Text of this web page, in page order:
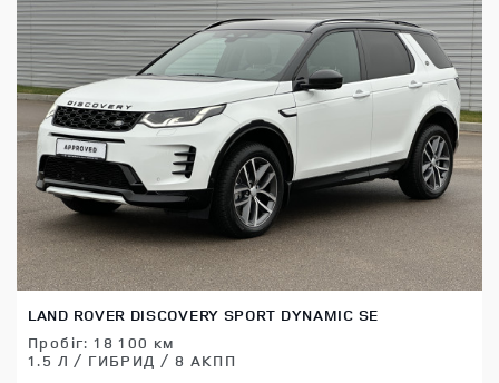
LAND ROVER DISCOVERY SPORT DYNAMIC SE
Пробіг: 18 100 км
1.5 Л / ГИБРИД / 8 АКПП